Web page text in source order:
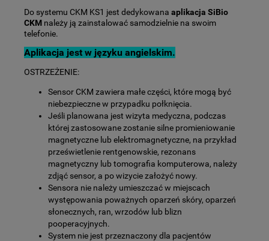
Do systemu CKM KS1 jest dedykowana aplikacja SiBio
CKM należy ją zainstalować samodzielnie na swoim
telefonie.
Aplikacja jest w języku angielskim.
OSTRZEŻENIE:
Sensor CKM zawiera małe części, które mogą być
niebezpieczne w przypadku połknięcia.
Jeśli planowana jest wizyta medyczna, podczas
której zastosowane zostanie silne promieniowanie
magnetyczne lub elektromagnetyczne, na przykład
prześwietlenie rentgenowskie, rezonans
magnetyczny lub tomografia komputerowa, należy
zdjąć sensor, a po wizycie założyć nowy.
Sensora nie należy umieszczać w miejscach
występowania poważnych oparzeń skóry, oparzeń
słonecznych, ran, wrzodów lub blizn
pooperacyjnych.
System nie jest przeznaczony dla pacjentów